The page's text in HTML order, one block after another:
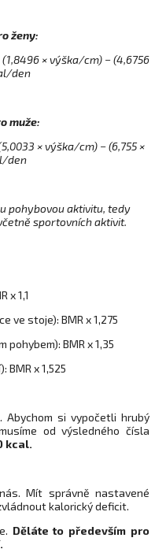
ženy:
× výška/cm) − (4,6756
den
muže:
× výška/cm) − (6,755 ×
den
pohybovou aktivitu, tedy
sportovních aktivit.
x 1,1
ve stoje): BMR x 1,275
BMR x 1,35
x 1,525
si vypočetli hrubý
od výsledného čísla
kcal.
Mít správně nastavené
kalorický deficit.
Děláte to především pro